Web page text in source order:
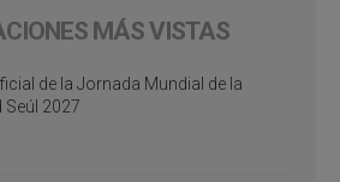
MÁS VISTAS
de la Jornada Mundial de la
Seúl 2027